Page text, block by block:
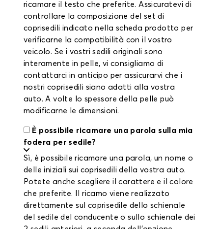
ricamare il testo che preferite. Assicuratevi di
controllare la composizione del set di
coprisedili indicato nella scheda prodotto per
verificarne la compatibilità con il vostro
veicolo. Se i vostri sedili originali sono
interamente in pelle, vi consigliamo di
contattarci in anticipo per assicurarvi che i
nostri coprisedili siano adatti alla vostra
auto. A volte lo spessore della pelle può
modificarne le dimensioni.
È possibile ricamare una parola sulla mia
fodera per sedile?
Sì, è possibile ricamare una parola, un nome o
delle iniziali sui coprisedili della vostra auto.
Potete anche scegliere il carattere e il colore
che preferite. Il ricamo viene realizzato
direttamente sul coprisedile dello schienale
del sedile del conducente o sullo schienale dei